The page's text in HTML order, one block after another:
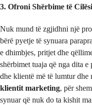
3. Ofroni Shërbime të
Nuk mund të zgjidhni një
bërë pyetje të synuara
e dhimbjes, pritjet dhe
shërbimet tuaja që nga dita e
dhe klientë më të lumtur dhe
klientit marketing, për
synuar që nuk do ta kishit